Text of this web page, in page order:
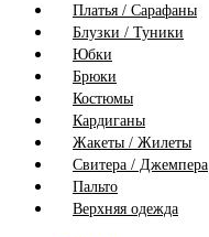
Платья / Сарафаны
Блузки / Туники
Юбки
Брюки
Костюмы
Кардиганы
Жакеты / Жилеты
Свитера / Джемпера
Пальто
Верхняя одежда